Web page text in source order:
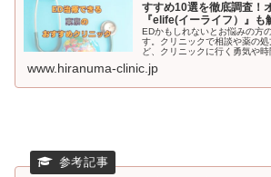
すすめ10選を徹底調査！
『elife(イーライフ）』も
EDかもしれないとお悩みの方
す。クリニックで相談や薬の
ど、クリニックに行く勇気や時
ある方はオンラインクリニッ
www.hiranuma-clinic.jp